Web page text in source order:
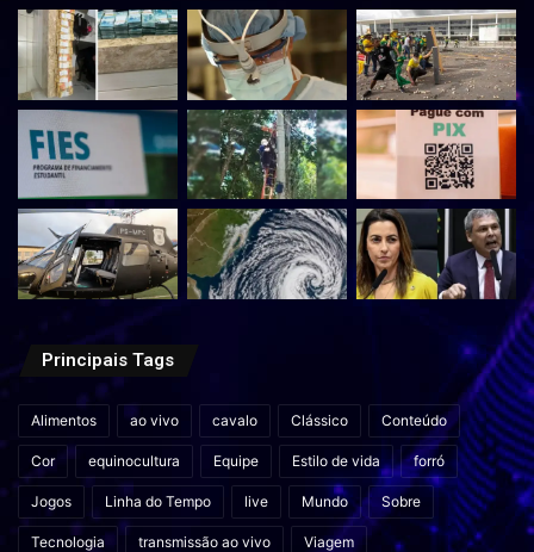
Principais Tags
Alimentos ao vivo cavalo Clássico Conteúdo
Cor equinocultura Equipe Estilo de vida forró
Jogos Linha do Tempo live Mundo Sobre
Tecnologia transmissão ao vivo Viagem